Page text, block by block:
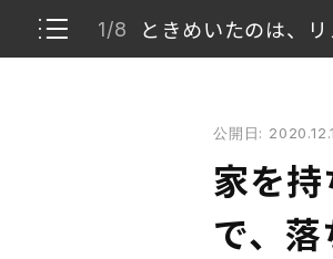
1/8 ときめいたのは、
ときめいたのは、リノベーシ
リビング・ダイニング・キ
公開日:
家を
で、